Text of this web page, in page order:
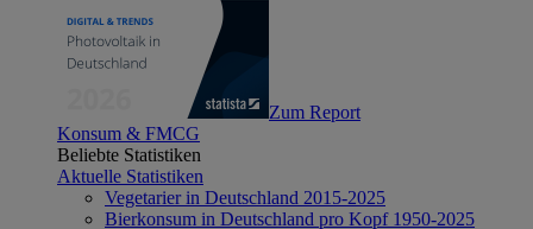
Zum Report
Konsum & FMCG
Beliebte Statistiken
Aktuelle Statistiken
Vegetarier in Deutschland 2015-2025
Bierkonsum in Deutschland pro Kopf 1950-2025